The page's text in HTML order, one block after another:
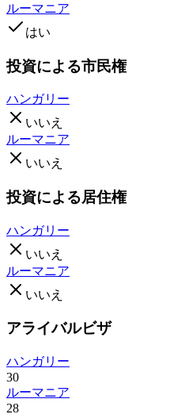
ルーマニア
はい
投資による市民権
ハンガリー
いいえ
ルーマニア
いいえ
投資による居住権
ハンガリー
いいえ
ルーマニア
いいえ
アライバルビザ
ハンガリー
30
ルーマニア
28